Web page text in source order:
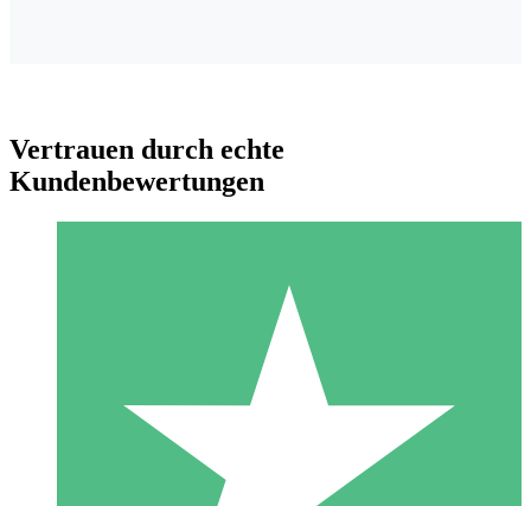
Individuelle Credit-Pakete
Zahlen Sie nach Bedarf mit Download-Credits. Keine
monatliche Verpflichtung erforderlich.
Vertrauen durch echte
Kundenbewertungen